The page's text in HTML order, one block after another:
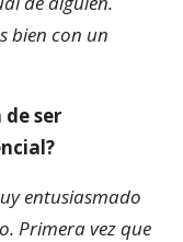
bien con un
ser
entusiasmado
Primera vez que